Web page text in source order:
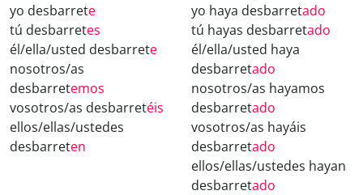
yo desbarrete
tú desbarretes
él/ella/usted desbarrete
nosotros/as
desbarretemos
vosotros/as desbarretéis
ellos/ellas/ustedes
desbarreten
yo haya desbarretado
tú hayas desbarretado
él/ella/usted haya
desbarretado
nosotros/as hayamos
desbarretado
vosotros/as hayáis
desbarretado
ellos/ellas/ustedes hayan
desbarretado